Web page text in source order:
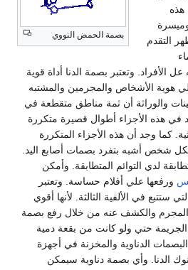
بصمة الحمض النووي
هذه
وفي عام 1984.. ظهر التقدم
الأفراد. وتعتبر بصمة الدنا أداة قوية
هوية الأشخاص والمجرمين والمشتبه
والوراثة أن ثمة مناطق متقطعة في
في هذه الأجزاء أطوال قصيرة متكررة
كما وجد أن هذه الأجزاء المتكررة
شخص أشبه بتفرد بصمات أصابع اليد.
لدي التوائم المتطابقة. وأمكن
ورفعها علي أفلام حساسة. وتعتبر
ستتبع في الألفية الثالثة. لأنها أقوي
المجرم والكشف عنه من خلال رفع بصمة
حتي ولو كانت من بقعة دمية
البصمات الدناوية والمخزنة في أجهزة
الدنا. وأي بصمة دناوية سيمكن